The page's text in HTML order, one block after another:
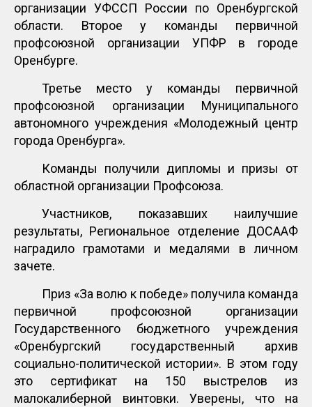
организации УФССП России по Оренбургской
области. Второе у команды первичной
профсоюзной организации УПФР в городе
Оренбурге.
Третье место у команды первичной
профсоюзной организации Муниципального
автономного учреждения «Молодежный центр
города Оренбурга».
Команды получили дипломы и призы от
областной организации Профсоюза.
Участников, показавших наилучшие
результаты, Региональное отделение ДОСААФ
наградило грамотами и медалями в личном
зачете.
Приз «За волю к победе» получила команда
первичной профсоюзной организации
Государственного бюджетного учреждения
«Оренбургский государственный архив
социально-политической истории». В этом году
это сертификат на 150 выстрелов из
малокалиберной винтовки. Уверены, что на